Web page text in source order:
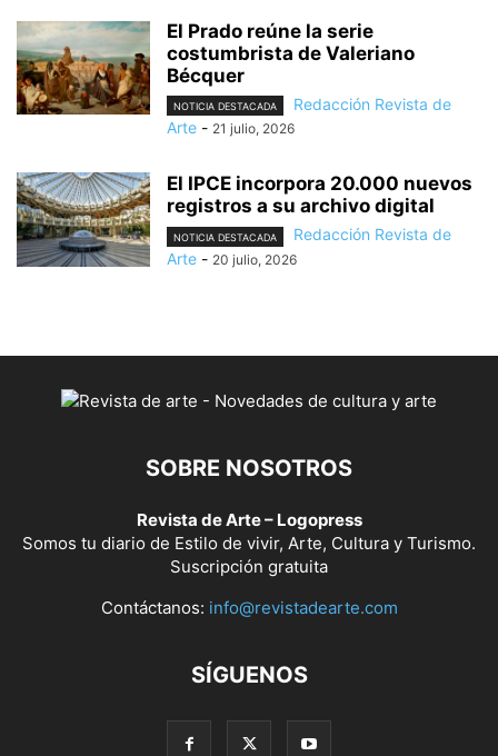
El Prado reúne la serie
costumbrista de Valeriano
Bécquer
NOTICIA DESTACADA
Redacción Revista de
Arte - 21 julio, 2026
El IPCE incorpora 20.000 nuevos
registros a su archivo digital
NOTICIA DESTACADA
Redacción Revista de
Arte - 20 julio, 2026
SOBRE NOSOTROS
Revista de Arte – Logopress
Somos tu diario de Estilo de vivir, Arte, Cultura y Turismo.
Suscripción gratuita
Contáctanos: info@revistadearte.com
SÍGUENOS